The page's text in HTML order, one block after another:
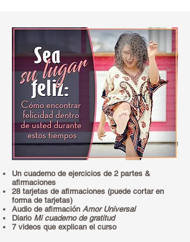
Un cuaderno de ejercicios de 2 partes &
afirmaciones
28 tarjetas de afirmaciones (puede cortar en
forma de tarjetas)
Audio de afirmación Amor Universal
Diario Mi cuaderno de gratitud
7 videos que explican el curso